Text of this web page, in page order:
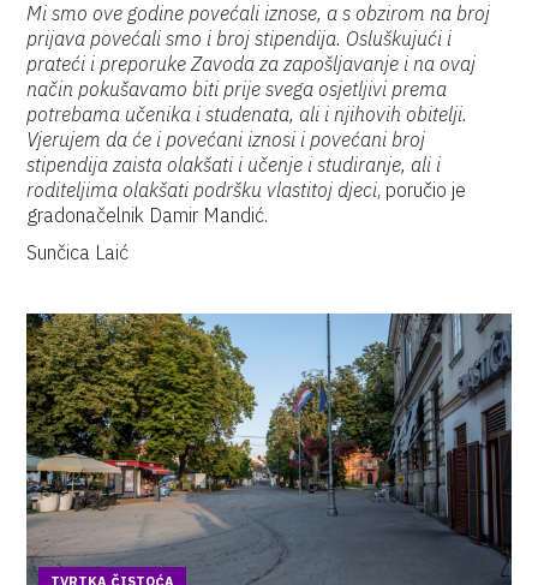
Mi smo ove godine povećali iznose, a s obzirom na broj
prijava povećali smo i broj stipendija. Osluškujući i
prateći i preporuke Zavoda za zapošljavanje i na ovaj
način pokušavamo biti prije svega osjetljivi prema
potrebama učenika i studenata, ali i njihovih obitelji.
Vjerujem da će i povećani iznosi i povećani broj
stipendija zaista olakšati i učenje i studiranje, ali i
roditeljima olakšati podršku vlastitoj djeci, poručio je
gradonačelnik Damir Mandić.
Sunčica Laić
TVRTKA ČISTOĆA